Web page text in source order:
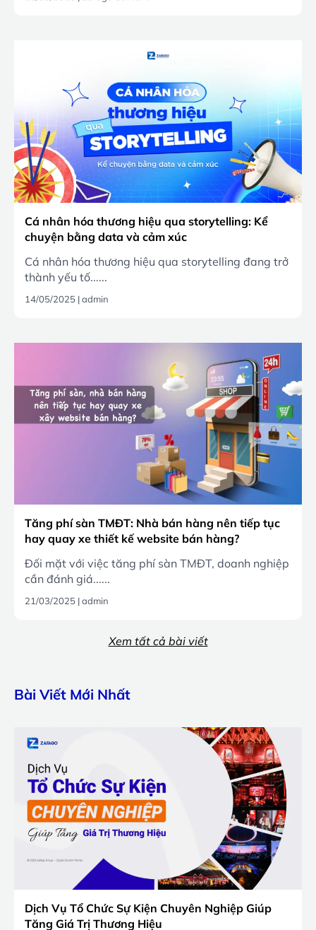
Cá nhân hóa thương hiệu qua storytelling: Kể
chuyện bằng data và cảm xúc
Cá nhân hóa thương hiệu qua storytelling đang trở
thành yếu tố......
14/05/2025 |admin
Tăng phí sàn TMĐT: Nhà bán hàng nên tiếp tục
hay quay xe thiết kế website bán hàng?
Đối mặt với việc tăng phí sàn TMĐT, doanh nghiệp
cần đánh giá......
21/03/2025 |admin
Xem tất cả bài viết
Bài Viết Mới Nhất
Dịch Vụ Tổ Chức Sự Kiện Chuyên Nghiệp Giúp
Tăng Giá Trị Thương Hiệu